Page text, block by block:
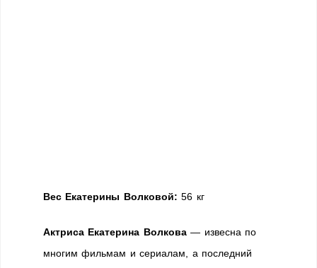
Вес Екатерины Волковой: 56 кг
Актриса Екатерина Волкова— извесна по
многим фильмам и сериалам, а последний